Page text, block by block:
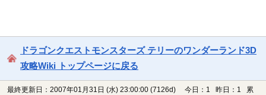
ドラゴンクエストモンスターズ テリーのワンダーランド3D
攻略Wiki トップページに戻る
最終更新日：2007年01月31日 (水) 23:00:00 (7126d)
今日：1 昨日：1 累